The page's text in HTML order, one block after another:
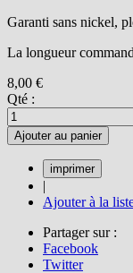
Garanti sans nickel,
La longueur
8,00 €
Qté :
Ajouter au panier
|
Ajouter à la
Partager sur :
Facebook
Twitter